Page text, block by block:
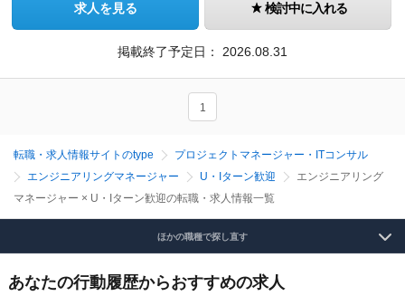
求人を見る 検討中に入れる
掲載終了予定日： 2026.08.31
1
転職・求人情報サイトのtype
プロジェクトマネージャー・ITコンサル
エンジニアリングマネージャー
U・Iターン歓迎
エンジニアリング
マネージャー × U・Iターン歓迎の転職・求人情報一覧
ほかの職種で探し直す
あなたの行動履歴からおすすめの求人